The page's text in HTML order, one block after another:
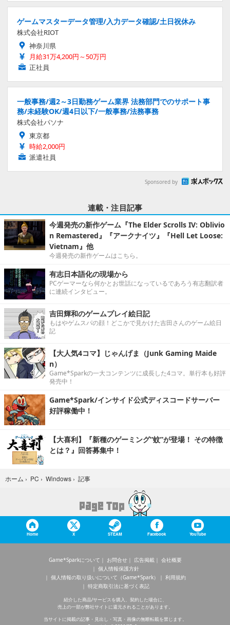
ゲームマスターデータ管理/入力データ確認/土日祝休み
株式会社RIOT
神奈川県
月給31万4,200円～50万円
正社員
一般事務/週2～3日勤務ゲーム業界 法務部門でのサポート事
務/未経験OK/週4日以下/一般事務/法務事務
株式会社パソナ
東京都
時給2,000円
派遣社員
Sponsored by
連載・注目記事
今週発売の新作ゲーム『The Elder Scrolls IV: Oblivio
n Remastered』『アークナイツ』『Hell Let Loose:
Vietnam』他
今週発売の新作ゲームはこちら。
有志日本語化の現場から
PCゲーマーなら何かとお世話になっているであろう有志翻訳者
に連続インタビュー。
吉田輝和のゲームプレイ絵日記
もはやゲムスパの顔！どこかで見かけた吉田さんのゲーム絵日
記
【大人気4コマ】じゃんげま（Junk Gaming Maide
n）
Game*Sparkの一大コンテンツに成長した4コマ。単行本も好評
発売中！
Game*Spark/インサイド公式ディスコードサーバー
好評稼働中！
【大喜利】『新種のゲーミング“蚊”が登場！ その特徴
とは？』回答募集中！
ホーム › PC › Windows › 記事
Home X STEAM Facebook YouTube
Game*Sparkについて お問合せ 広告掲載
会社概要
個人情報保護方針
個人情報の取り扱いについて（Game*Spark）
利用規約
特定商取引法に基づく表記
紹介した商品/サービスを購入、契約した場合に、
売上の一部が弊社サイトに還元されることがあります。
当サイトに掲載の記事・見出し・写真・画像の無断転載を禁じます。